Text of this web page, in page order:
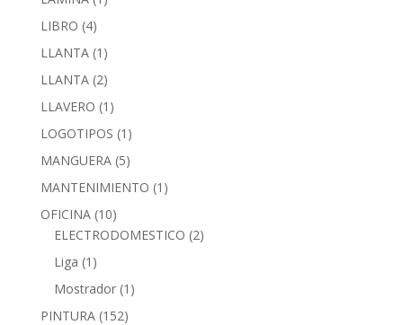
LIBRO (4)
LLANTA (1)
LLANTA (2)
LLAVERO (1)
LOGOTIPOS (1)
MANGUERA (5)
MANTENIMIENTO (1)
OFICINA (10)
ELECTRODOMESTICO (2)
Liga (1)
Mostrador (1)
PINTURA (152)